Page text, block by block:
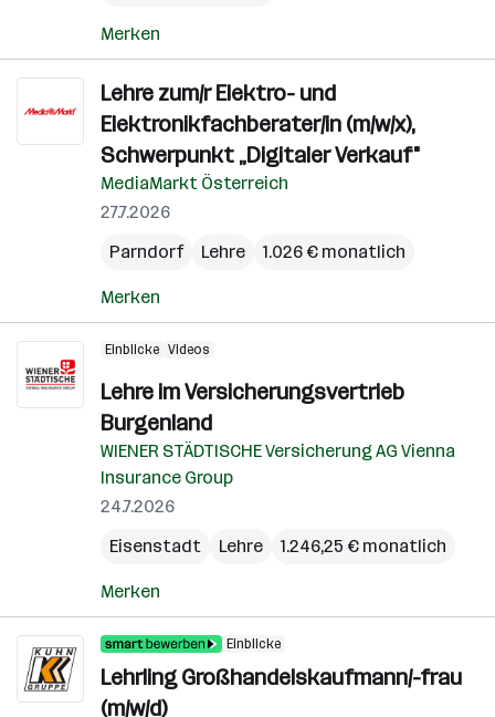
Merken
Lehre zum/r Elektro- und
Elektronikfachberater/in (m/w/x),
Schwerpunkt „Digitaler Verkauf"
MediaMarkt Österreich
27.7.2026
Parndorf
Lehre 1.026 € monatlich
Merken
Einblicke Videos
Lehre im Versicherungsvertrieb
Burgenland
WIENER STÄDTISCHE Versicherung AG Vienna
Insurance Group
24.7.2026
Eisenstadt
Lehre 1.246,25 € monatlich
Merken
Einblicke
Lehrling Großhandelskaufmann/-frau
(m/w/d)